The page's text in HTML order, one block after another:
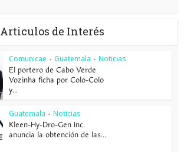
Articulos de Interés
Comunicae • Guatemala • Noticias
El portero de Cabo Verde
Vozinha ficha por Colo-Colo
y...
Guatemala • Noticias
Kleen-Hy-Dro-Gen Inc.
anuncia la obtención de las...